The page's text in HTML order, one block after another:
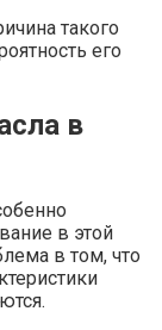
такого
его
в
в этой
в том, что